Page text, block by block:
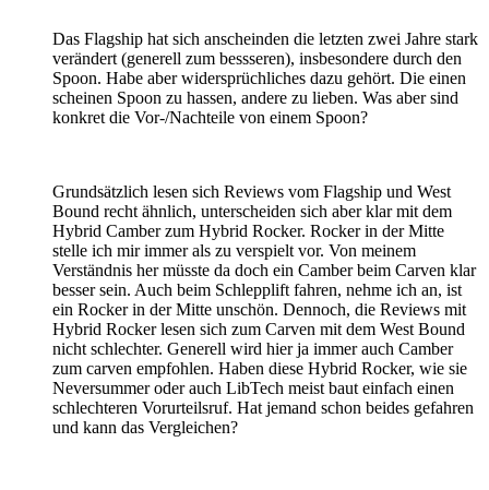
Das Flagship hat sich anscheinden die letzten zwei Jahre stark
verändert (generell zum bessseren), insbesondere durch den
Spoon. Habe aber widersprüchliches dazu gehört. Die einen
scheinen Spoon zu hassen, andere zu lieben. Was aber sind
konkret die Vor-/Nachteile von einem Spoon?
Grundsätzlich lesen sich Reviews vom Flagship und West
Bound recht ähnlich, unterscheiden sich aber klar mit dem
Hybrid Camber zum Hybrid Rocker. Rocker in der Mitte
stelle ich mir immer als zu verspielt vor. Von meinem
Verständnis her müsste da doch ein Camber beim Carven klar
besser sein. Auch beim Schlepplift fahren, nehme ich an, ist
ein Rocker in der Mitte unschön. Dennoch, die Reviews mit
Hybrid Rocker lesen sich zum Carven mit dem West Bound
nicht schlechter. Generell wird hier ja immer auch Camber
zum carven empfohlen. Haben diese Hybrid Rocker, wie sie
Neversummer oder auch LibTech meist baut einfach einen
schlechteren Vorurteilsruf. Hat jemand schon beides gefahren
und kann das Vergleichen?